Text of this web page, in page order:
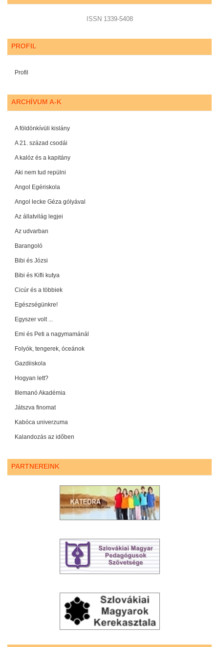
ISSN 1339-5408
PROFIL
Profil
ARCHÍVUM A-K
A földönkívüli kislány
A 21. század csodái
A kalóz és a kapitány
Aki nem tud repülni
Angol Egériskola
Angol lecke Géza gólyával
Az állatvilág legjei
Az udvarban
Barangoló
Bibi és Józsi
Bibi és Kifli kutya
Cicúr és a többiek
Egészségünkre!
Egyszer volt ...
Emi és Peti a nagymamánál
Folyók, tengerek, óceánok
Gazdiiskola
Hogyan lett?
Illemanó Akadémia
Játszva finomat
Kabóca univerzuma
Kalandozás az időben
PARTNEREINK